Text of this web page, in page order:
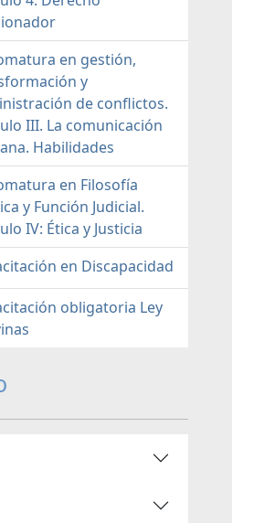
en gestión,
y
de conflictos.
III. La comunicación
Habilidades
en Filosofía
y Función Judicial.
IV: Ética y Justicia
en Discapacidad
obligatoria Ley